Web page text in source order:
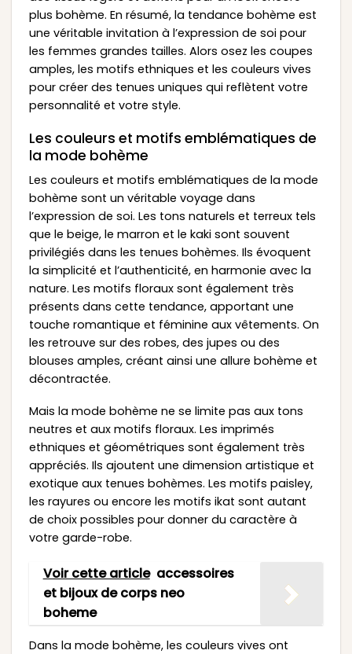
plus bohème. En résumé, la tendance bohème est
une véritable invitation à l’expression de soi pour
les femmes grandes tailles. Alors osez les coupes
amples, les motifs ethniques et les couleurs vives
pour créer des tenues uniques qui reflètent votre
personnalité et votre style.
Les couleurs et motifs emblématiques de
la mode bohème
Les couleurs et motifs emblématiques de la mode
bohème sont un véritable voyage dans
l’expression de soi. Les tons naturels et terreux tels
que le beige, le marron et le kaki sont souvent
privilégiés dans les tenues bohèmes. Ils évoquent
la simplicité et l’authenticité, en harmonie avec la
nature. Les motifs floraux sont également très
présents dans cette tendance, apportant une
touche romantique et féminine aux vêtements. On
les retrouve sur des robes, des jupes ou des
blouses amples, créant ainsi une allure bohème et
décontractée.
Mais la mode bohème ne se limite pas aux tons
neutres et aux motifs floraux. Les imprimés
ethniques et géométriques sont également très
appréciés. Ils ajoutent une dimension artistique et
exotique aux tenues bohèmes. Les motifs paisley,
les rayures ou encore les motifs ikat sont autant
de choix possibles pour donner du caractère à
votre garde-robe.
Voir cette article accessoires
et bijoux de corps neo
boheme
Dans la mode bohème, les couleurs vives ont